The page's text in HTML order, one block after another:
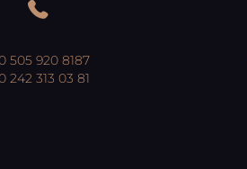
505 920 8187
242 313 03 81